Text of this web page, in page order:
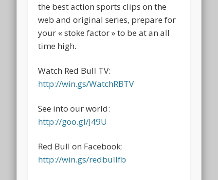
the best action sports clips on the
web and original series, prepare for
your « stoke factor » to be at an all
time high.
Watch Red Bull TV:
http://win.gs/WatchRBTV
See into our world:
http://goo.gl/J49U
Red Bull on Facebook:
http://win.gs/redbullfb